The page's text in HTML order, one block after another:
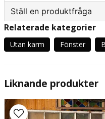
Ställ en produktfråga
Fråga oss något om
name
Relaterade kategorier
Utan karm Fönster
Liknande produkter